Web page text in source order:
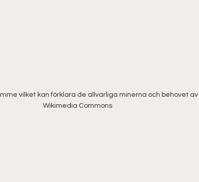
vilket kan förklara de allvarliga minerna och behovet
Wikimedia Commons